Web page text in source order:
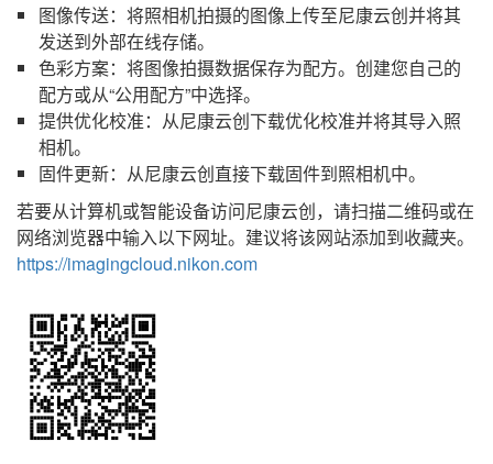
图像传送：将照相机拍摄的图像上传至尼康云创并将其
发送到外部在线存储。
色彩方案：将图像拍摄数据保存为配方。创建您自己的
配方或从“公用配方”中选择。
提供优化校准：从尼康云创下载优化校准并将其导入照
相机。
固件更新：从尼康云创直接下载固件到照相机中。
若要从计算机或智能设备访问尼康云创，请扫描二维码或在
网络浏览器中输入以下网址。建议将该网站添加到收藏夹。
https://imagingcloud.nikon.com